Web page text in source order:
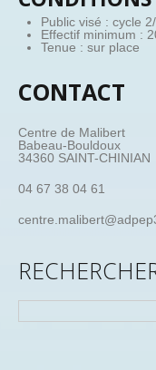
Public visé : cycle
Effectif minimum :
Tenue : sur place
CONTACT
Centre de Malibert
Babeau-Bouldoux
34360 SAINT-CHINIAN
04 67 38 04 61